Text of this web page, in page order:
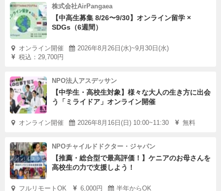
株式会社AirPangaea
【中高生募集 8/26〜9/30】オンライン留学 ×
SDGs（6週間）
オンライン開催
2026年8月26日(水)~9月30日(水)
税込：29,700円
NPO法人アスデッサン
【中学生・高校生対象】様々な大人の生き方に出会
う「ミライドア」オンライン開催
オンライン開催 2026年8月16日(日) 10:00~11:30 無料
NPOチャイルドドクター・ジャパン
【推薦・総合型で最高評価！】ケニアのお母さんを
高校生の力で支援しよう！
フルリモートOK 6,000円 半年からOK